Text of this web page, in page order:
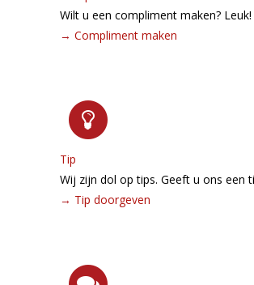
Wilt u een compliment maken? Leuk!
→ Compliment maken
Tip
Wij zijn dol op tips. Geeft u ons een
→ Tip doorgeven